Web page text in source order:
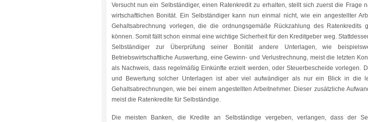
Versucht nun ein Selbständiger, einen Ratenkredit zu erhalten, stellt sich zuerst die Frage
wirtschaftlichen Bonität. Ein Selbständiger kann nun einmal nicht, wie ein angestellter
Gehaltsabrechnung vorlegen, die die ordnungsgemäße Rückzahlung des Ratenkredits
können. Somit fällt schon einmal eine wichtige Sicherheit für den Kreditgeber weg.
Selbständiger zur Überprüfung seiner Bonität andere Unterlagen, wie
Betriebswirtschaftliche Auswertung, eine Gewinn- und Verlustrechnung, meist die letzten
als Nachweis, dass regelmäßig Einkünfte erzielt werden, oder Steuerbescheide vorlegen.
und Bewertung solcher Unterlagen ist aber viel aufwändiger als nur ein Blick in die
Gehaltsabrechnungen, wie bei einem angestellten Arbeitnehmer. Dieser zusätzliche
meist die Ratenkredite für Selbständige.
Die meisten Banken, die Kredite an Selbständige vergeben, verlangen, dass der